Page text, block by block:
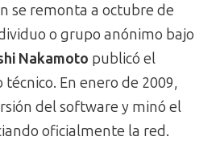
se remonta a octubre de
o grupo anónimo bajo
Nakamoto publicó el
En enero de 2009,
del software y minó el
oficialmente la red.